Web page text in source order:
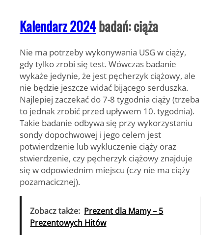
Kalendarz 2024badań: ciąża
Nie ma potrzeby wykonywania USG w ciąży,
gdy tylko zrobi się test. Wówczas badanie
wykaże jedynie, że jest pęcherzyk ciążowy, ale
nie będzie jeszcze widać bijącego serduszka.
Najlepiej zaczekać do 7-8 tygodnia ciąży (trzeba
to jednak zrobić przed upływem 10. tygodnia).
Takie badanie odbywa się przy wykorzystaniu
sondy dopochwowej i jego celem jest
potwierdzenie lub wykluczenie ciąży oraz
stwierdzenie, czy pęcherzyk ciążowy znajduje
się w odpowiednim miejscu (czy nie ma ciąży
pozamacicznej).
Zobacz także: Prezent dla Mamy – 5
Prezentowych Hitów